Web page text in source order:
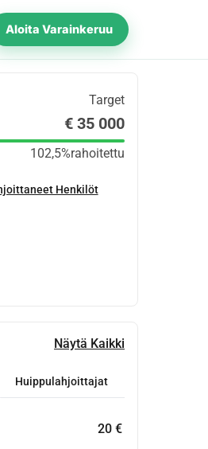
Aloita Varainkeruu
Target
€ 35 000
102,5%rahoitettu
Henkilöt
Näytä Kaikki
Huippulahjoittajat
20 €